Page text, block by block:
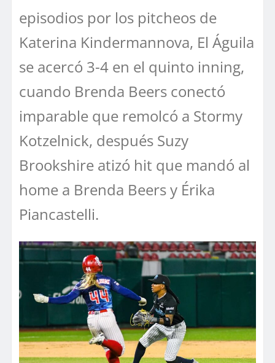
episodios por los pitcheos de
Katerina Kindermannova, El Águila
se acercó 3-4 en el quinto inning,
cuando Brenda Beers conectó
imparable que remolcó a Stormy
Kotzelnick, después Suzy
Brookshire atizó hit que mandó al
home a Brenda Beers y Érika
Piancastelli.